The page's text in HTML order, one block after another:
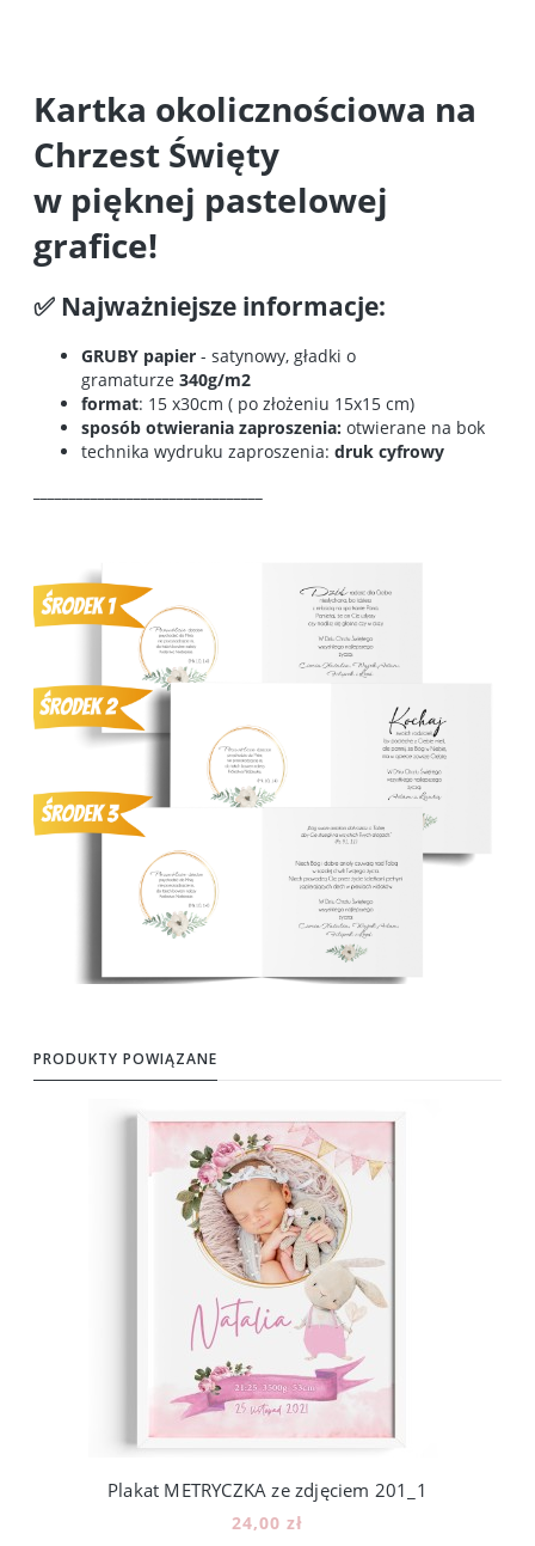
Kartka okolicznościowa na
Chrzest Święty
w pięknej pastelowej
grafice!
✅ Najważniejsze informacje:
GRUBY papier - satynowy, gładki o
gramaturze 340g/m2
format: 15 x30cm ( po złożeniu 15x15 cm)
sposób otwierania zaproszenia: otwierane na bok
technika wydruku zaproszenia: druk cyfrowy
PRODUKTY POWIĄZANE
Plakat METRYCZKA ze zdjęciem 201_1
24,00 zł